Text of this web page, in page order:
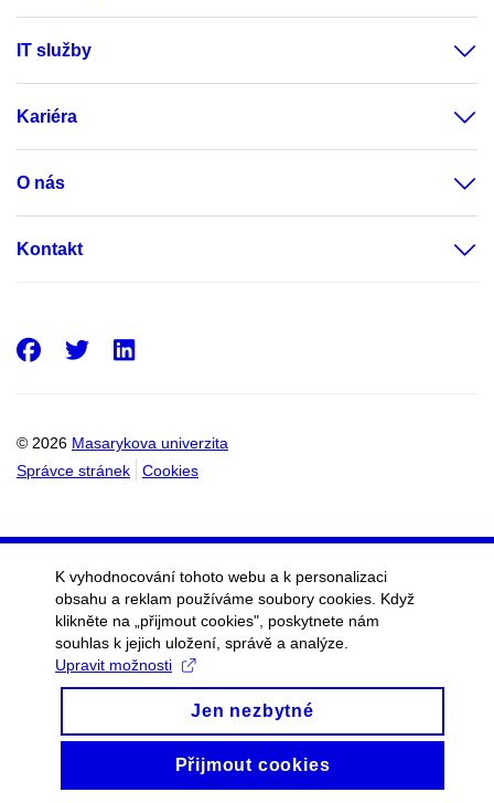
IT služby
Kariéra
O nás
Kontakt
© 2026 Masarykova univerzita
Správce stránek
Cookies
Facebook
Twitter
K vyhodnocování tohoto webu a k personalizaci
obsahu a reklam používáme soubory cookies. Když
klikněte na „přijmout cookies", poskytnete nám
souhlas k jejich uložení, správě a analýze.
Upravit možnosti
Jen nezbytné
Přijmout cookies